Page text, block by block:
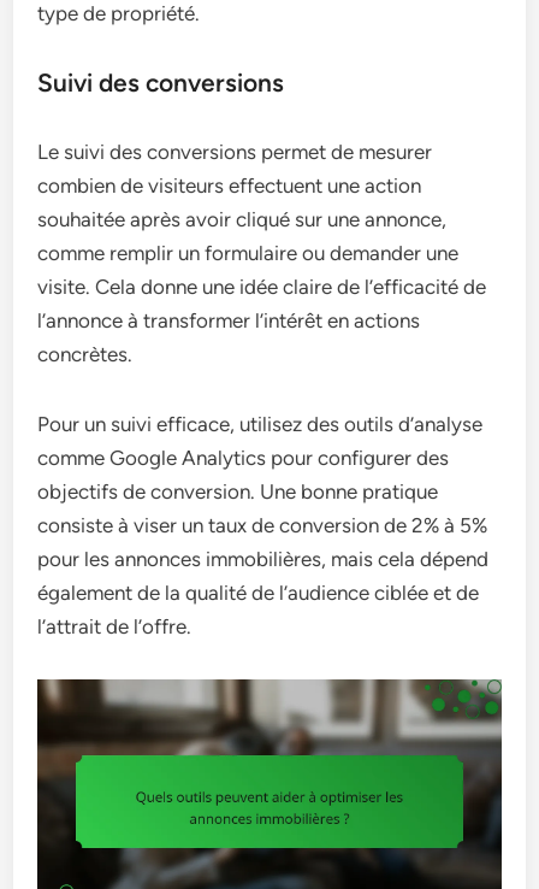
type de propriété.
Suivi des conversions
Le suivi des conversions permet de mesurer
combien de visiteurs effectuent une action
souhaitée après avoir cliqué sur une annonce,
comme remplir un formulaire ou demander une
visite. Cela donne une idée claire de l’efficacité de
l’annonce à transformer l’intérêt en actions
concrètes.
Pour un suivi efficace, utilisez des outils d’analyse
comme Google Analytics pour configurer des
objectifs de conversion. Une bonne pratique
consiste à viser un taux de conversion de 2% à 5%
pour les annonces immobilières, mais cela dépend
également de la qualité de l’audience ciblée et de
l’attrait de l’offre.